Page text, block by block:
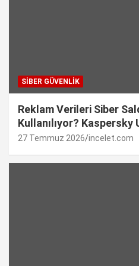
SIBER GÜVENLIK
Reklam Verileri Siber
Kullanılıyor? Kaspersky
27 Temmuz 2026 incelet.com